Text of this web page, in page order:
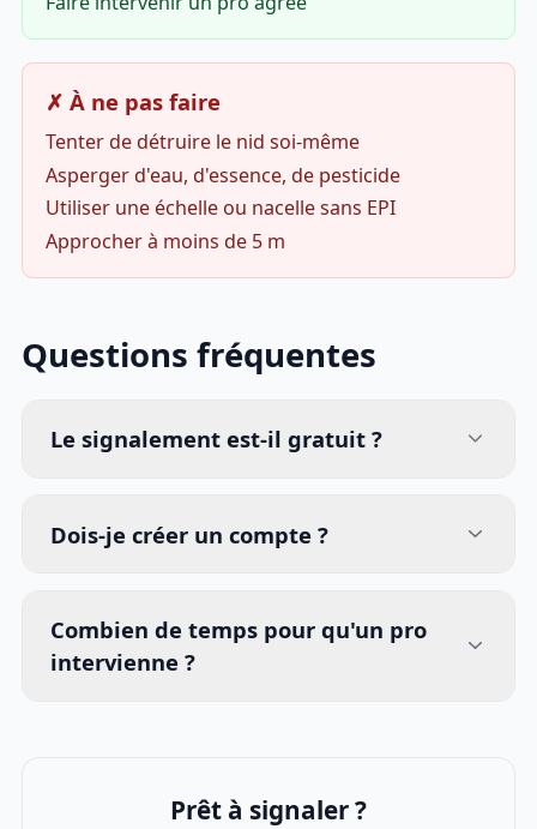
✗ À ne pas faire
Tenter de détruire le nid soi-même
Asperger d'eau, d'essence, de pesticide
Utiliser une échelle ou nacelle sans EPI
Approcher à moins de 5 m
Questions fréquentes
Le signalement est-il gratuit ?
Dois-je créer un compte ?
Combien de temps pour qu'un pro
intervienne ?
Prêt à signaler ?